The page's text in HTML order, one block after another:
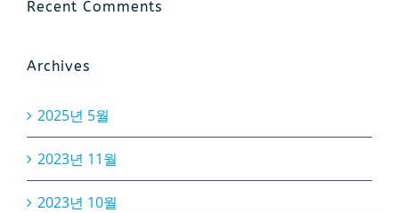
Recent Comments
Archives
2025년 5월
2023년 11월
2023년 10월